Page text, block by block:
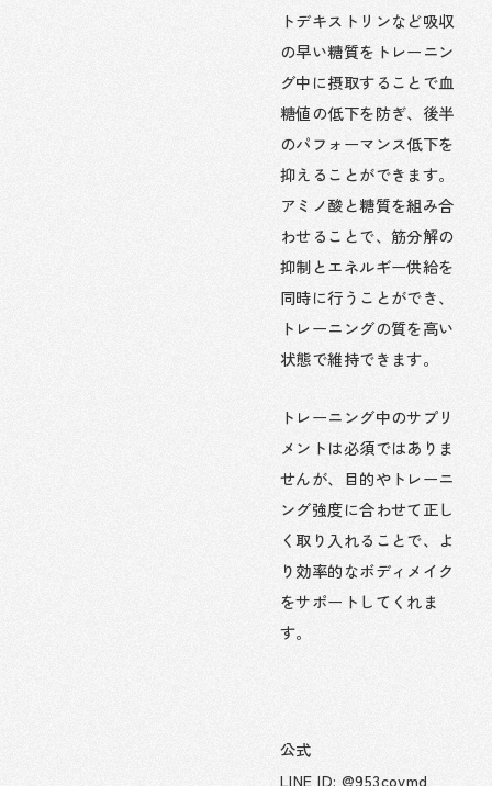
トデキストリンなど吸収
の早い糖質をトレーニン
グ中に摂取することで血
糖値の低下を防ぎ、後半
のパフォーマンス低下を
抑えることができます。
アミノ酸と糖質を組み合
わせることで、筋分解の
抑制とエネルギー供給を
同時に行うことができ、
トレーニングの質を高い
状態で維持できます。
トレーニング中のサプリ
メントは必須ではありま
せんが、目的やトレーニ
ング強度に合わせて正し
く取り入れることで、よ
り効率的なボディメイク
をサポートしてくれま
す。
公式
LINE ID: @953covmd